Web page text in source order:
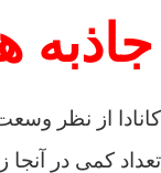
جاذبه
کانادا از نظر
تعداد کمی در